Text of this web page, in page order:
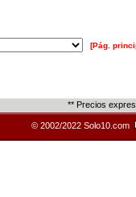
[Pág.
** Precios
© 2002/2022 Solo10.com